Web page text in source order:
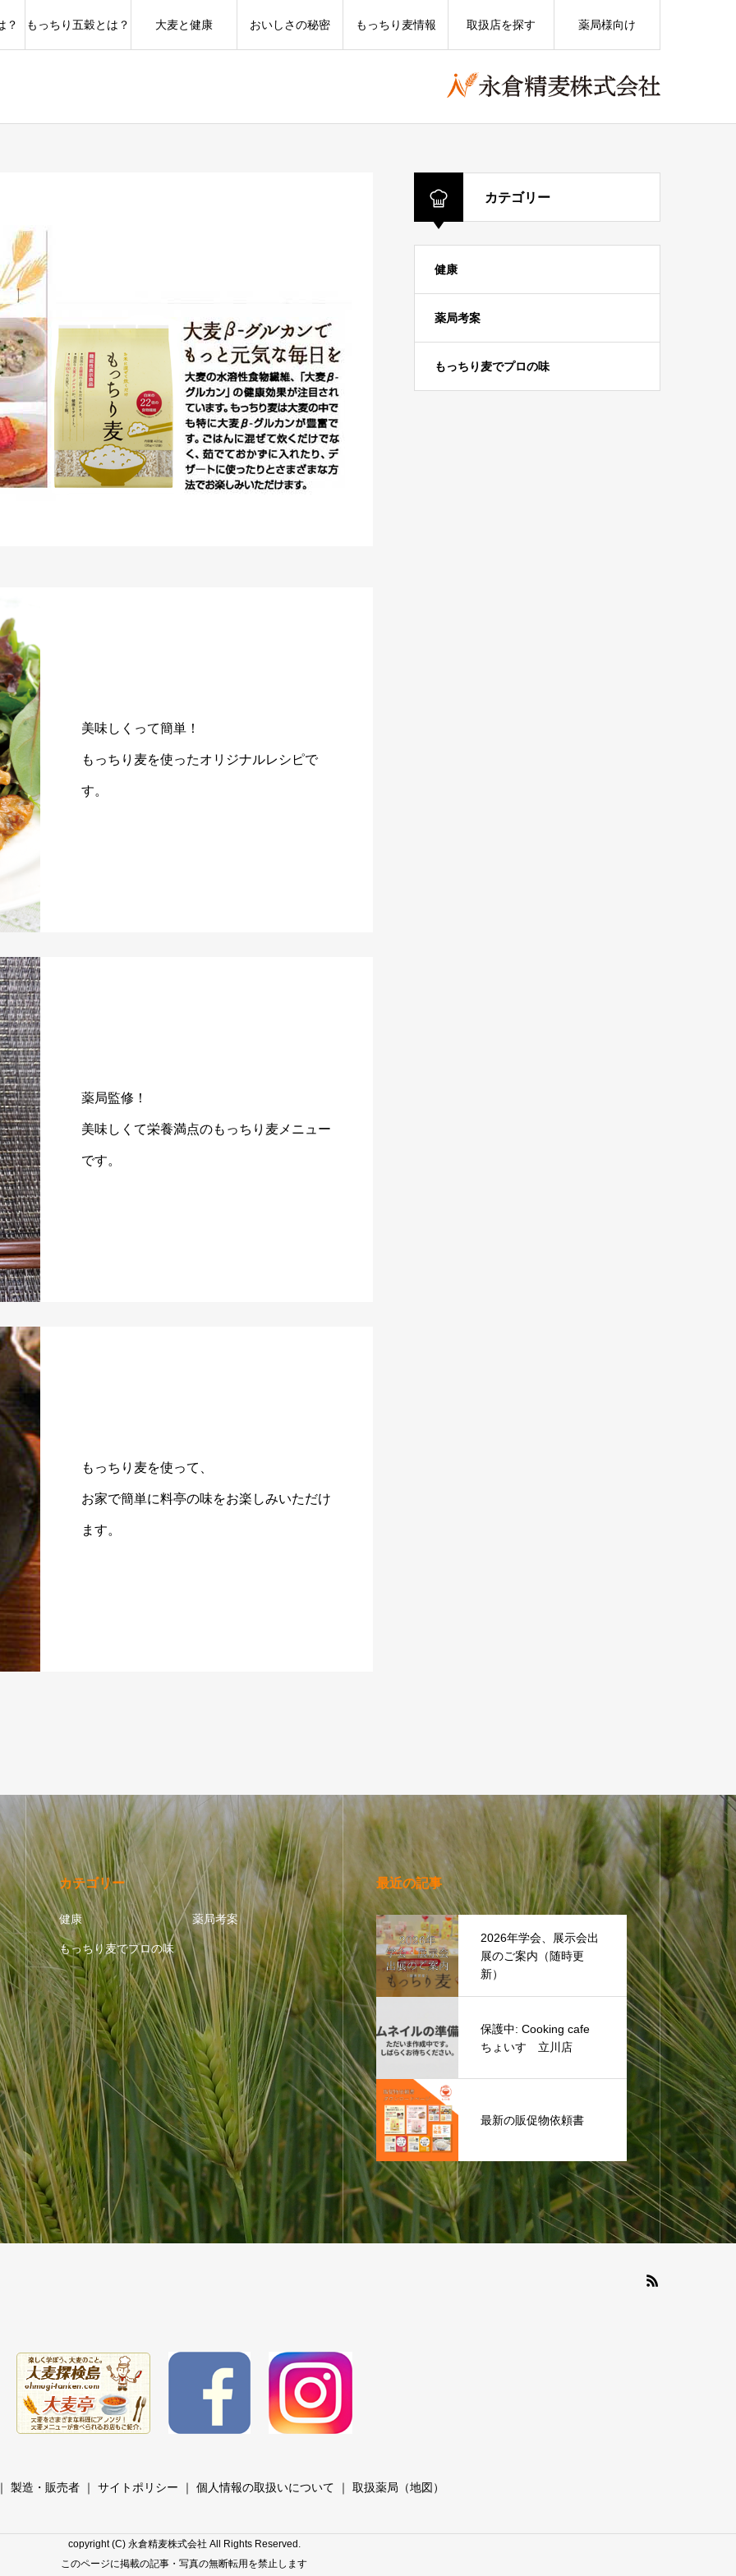
？ もっちり五穀とは？ 大麦と健康 おいしさの秘密 もっちり麦情報 取扱店を探す 薬局様向け
美味しくって簡単！
もっちり麦を使ったオリジナルレシピで
す。
薬局監修！
美味しくて栄養満点のもっちり麦メニュー
です。
もっちり麦を使って、
お家で簡単に料亭の味をお楽しみいただけ
ます。
カテゴリー
健康
薬局考案
もっちり麦でプロの味
カテゴリー
健康 薬局考案
もっちり麦でプロの味
最近の記事
2026年学会、展示会出
展のご案内（随時更
新）
保護中: Cooking cafe
ちょいす 立川店
最新の販促物依頼書
製造・販売者 ｜ サイトポリシー ｜ 個人情報の取扱いについて ｜ 取扱薬局（地図）
copyright (C) 永倉精麦株式会社 All Rights Reserved.
このページに掲載の記事・写真の無断転用を禁止します